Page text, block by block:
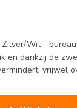
Wit -
en dankzij de
vrijwel